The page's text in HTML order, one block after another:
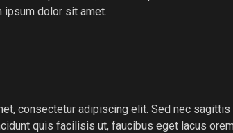
ipsum dolor sit amet.
consectetur adipiscing elit. Sed nec sagittis
quis facilisis ut, faucibus eget lacus orem